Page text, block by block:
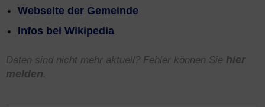
Webseite der Gemeinde
Infos bei Wikipedia
Daten sind nicht mehr aktuell? Fehler können Sie hier
melden.